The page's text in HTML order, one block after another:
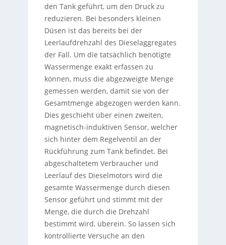
den Tank geführt, um den Druck zu
reduzieren. Bei besonders kleinen
Düsen ist das bereits bei der
Leerlaufdrehzahl des Dieselaggregates
der Fall. Um die tatsächlich benötigte
Wassermenge exakt erfassen zu
können, muss die abgezweigte Menge
gemessen werden, damit sie von der
Gesamtmenge abgezogen werden kann.
Dies geschieht über einen zweiten,
magnetisch-induktiven Sensor, welcher
sich hinter dem Regelventil an der
Rückführung zum Tank befindet. Bei
abgeschaltetem Verbraucher und
Leerlauf des Dieselmotors wird die
gesamte Wassermenge durch diesen
Sensor geführt und stimmt mit der
Menge, die durch die Drehzahl
bestimmt wird, überein. So lassen sich
kontrollierte Versuche an den